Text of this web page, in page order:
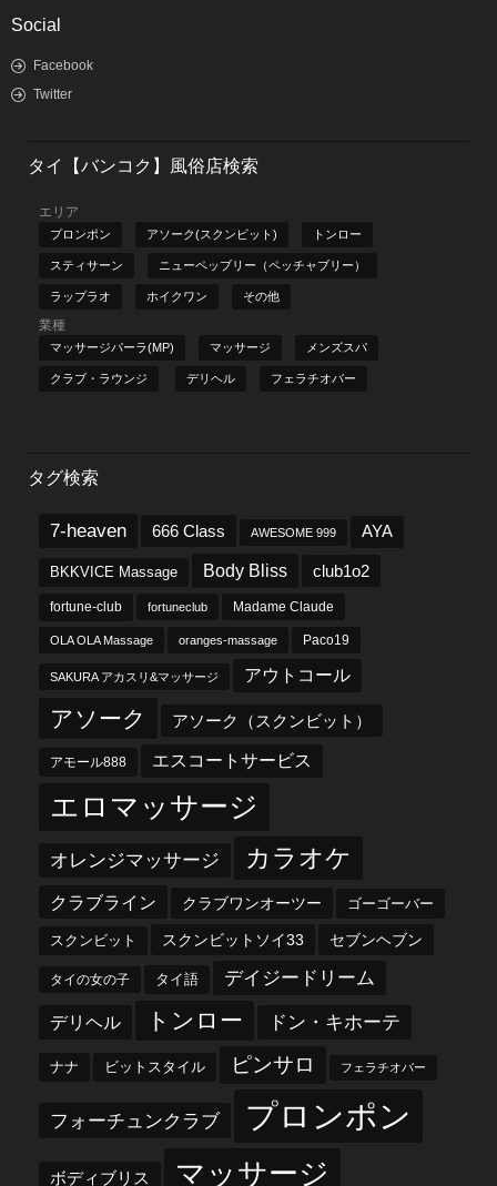
Social
Facebook
Twitter
タイ【バンコク】風俗店検索
エリア
プロンポン アソーク(スクンビット) トンロー
スティサーン ニューペッブリー（ペッチャブリー）
ラップラオ ホイクワン その他
業種
マッサージパーラ(MP) マッサージ メンズスパ
クラブ・ラウンジ デリヘル フェラチオバー
タグ検索
7-heaven 666 Class AWESOME 999 AYA
BKKVICE Massage Body Bliss club1o2
fortune-club fortuneclub Madame Claude
OLA OLA Massage oranges-massage Paco19
SAKURA アカスリ&マッサージ アウトコール
アソーク アソーク（スクンビット）
アモール888 エスコートサービス
エロマッサージ
オレンジマッサージ カラオケ
クラブライン クラブワンオーツー ゴーゴーバー
スクンビット スクンビットソイ33 セブンヘブン
タイの女の子 タイ語 デイジードリーム
デリヘル トンロー ドン・キホーテ
ナナ ビットスタイル ピンサロ フェラチオバー
フォーチュンクラブ プロンポン
ボディブリス マッサージ